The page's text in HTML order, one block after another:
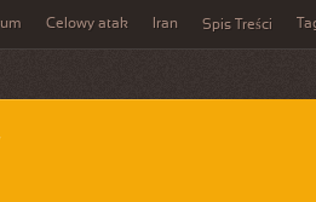
Celowy atak Iran Spis Treści